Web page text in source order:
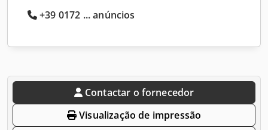
+39 0172 ... anúncios
Contactar o fornecedor
Visualização de impressão